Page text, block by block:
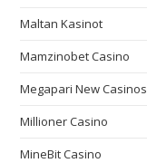
Maltan Kasinot
Mamzinobet Casino
Megapari New Casinos
Millioner Casino
MineBit Casino